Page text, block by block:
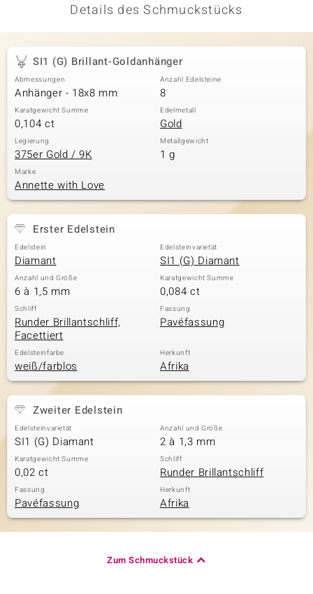
Classics
Details des Schmuckstücks
SI1 (G) Brillant-Goldanhänger
Abmessungen
Anhänger - 18x8 mm
Anzahl Edelsteine
8
Karatgewicht Summe
0,104 ct
Edelmetall
Gold
Legierung
375er Gold / 9K
Metallgewicht
1 g
Marke
Annette with Love
Erster Edelstein
Edelstein
Diamant
Edelsteinvarietät
SI1 (G) Diamant
Anzahl und Größe
6 à 1,5 mm
Karatgewicht Summe
0,084 ct
Schliff
Runder Brillantschliff,
Facettiert
Fassung
Pavéfassung
Edelsteinfarbe
weiß/farblos
Herkunft
Afrika
Zweiter Edelstein
Edelsteinvarietät
SI1 (G) Diamant
Anzahl und Größe
2 à 1,3 mm
Karatgewicht Summe
0,02 ct
Schliff
Runder Brillantschliff
Fassung
Pavéfassung
Herkunft
Afrika
Zum Schmuckstück